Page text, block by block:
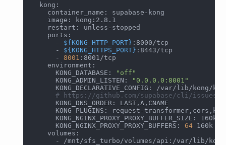
  kong:
    container_name: supabase-kong
    image: kong:2.8.1
    restart: unless-stopped
    ports:
      -
${KONG_HTTP_PORT} :8000/tcp
      -
${KONG_HTTPS_PORT} :8443/tcp
      -
8001 :8001/tcp
    environment:
      KONG_DATABASE:
"off"
      KONG_ADMIN_LISTEN:
"0.0.0.0:8001"
KONG_DECLARATIVE_CONFIG: /var/lib/kong/
# https://github.com/supabase/cli/issues/
      KONG_DNS_ORDER: LAST,A,CNAME
KONG_PLUGINS: request-
      KONG_NGINX_PROXY_PROXY_BUFFER_SIZE: 160k
      KONG_NGINX_PROXY_PROXY_BUFFERS:
64 160k
    volumes:
- /mnt/sfs_turbo/volumes/api:/var/lib/